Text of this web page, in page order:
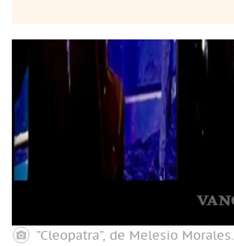
”Cleopatra”, de Melesio Morales.